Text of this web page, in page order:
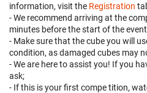
information, visit the Registration
- We recommend arriving at the
minutes before the start of the
- Make sure that the cube you will
condition, as damaged cubes may
- We are here to assist you! If you
ask;
- If this is your first compe tition,